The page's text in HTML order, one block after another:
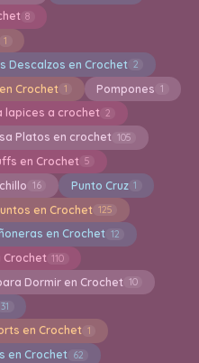
8
1
Descalzos en Crochet 2
Crochet 1 Pompones 1
lapices a crochet 2
Platos en crochet 105
en Crochet 5
16 Punto Cruz 1
en Crochet 125
en Crochet 12
Crochet 110
Dormir en Crochet 10
31
en Crochet 1
en Crochet 62